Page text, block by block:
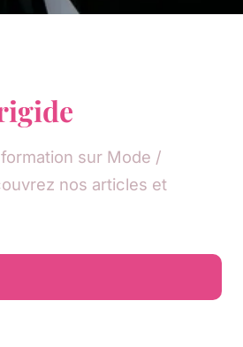
sur Mode /
nos articles et